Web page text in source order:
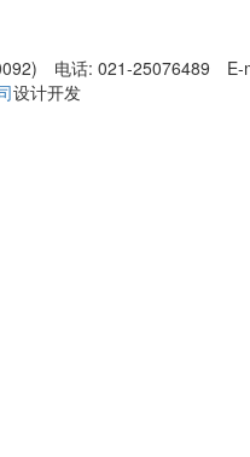
电话: 021-25076489 E-
设计开发